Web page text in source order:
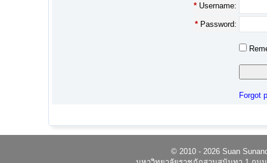
* Username:
* Password:
Forgot
© 2010 - 2026 Suan